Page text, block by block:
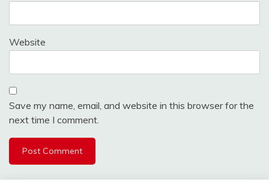
Website
Save my name, email, and website in this browser for the
next time I comment.